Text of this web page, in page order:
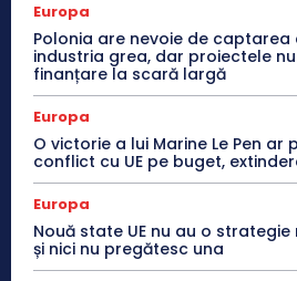
Europa
Polonia are nevoie de
industria grea, dar proiectele
finanțare la scară largă
Europa
O victorie a lui Marine Le Pen ar
conflict cu UE pe buget,
Europa
Nouă state UE nu au o
și nici nu pregătesc una